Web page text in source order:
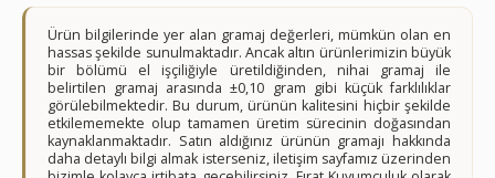
Ürün bilgilerinde yer alan gramaj değerleri, mümkün olan en
hassas şekilde sunulmaktadır. Ancak altın ürünlerimizin büyük
bir bölümü el işçiliğiyle üretildiğinden, nihai gramaj ile
belirtilen gramaj arasında ±0,10 gram gibi küçük farklılıklar
görülebilmektedir. Bu durum, ürünün kalitesini hiçbir şekilde
etkilememekte olup tamamen üretim sürecinin doğasından
kaynaklanmaktadır. Satın aldığınız ürünün gramajı hakkında
daha detaylı bilgi almak isterseniz, iletişim sayfamız üzerinden